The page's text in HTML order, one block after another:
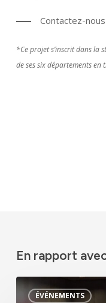
Contactez-nous
*Ce projet s’inscrit dans la
de ses six départements
En rapport
ÉVÉNEMENTS
Lancement